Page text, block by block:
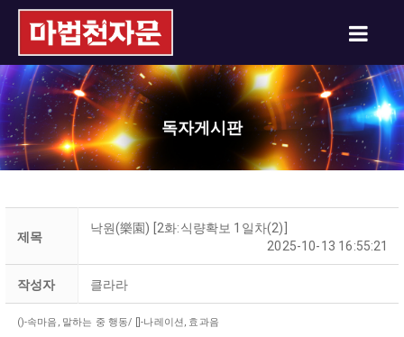
독자게시판
제목
낙원(樂園) [2화:식량확보 1일차(2)]
2025-10-13 16:55:21
작성자 클라라
()-속마음, 말하는 중 행동/ []-나레이션, 효과음